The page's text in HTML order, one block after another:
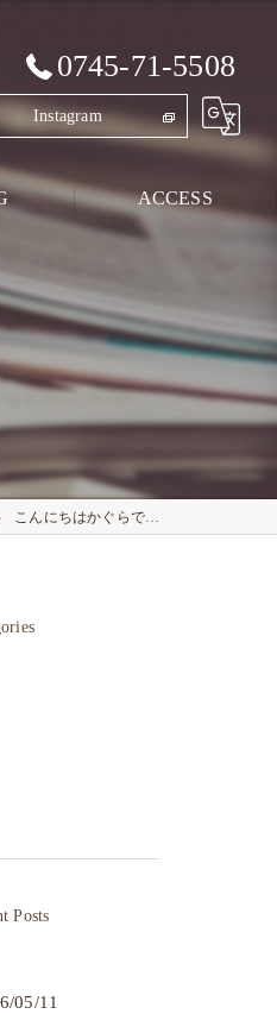
0745-71-5508
Instagram
ACCESS
こんにちはかぐらで…
Posts
05/11